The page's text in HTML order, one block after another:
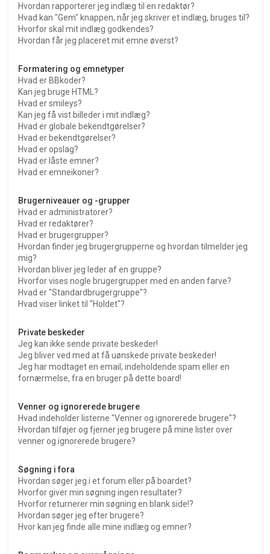
Hvordan rapporterer jeg indlæg til en redaktør?
Hvad kan "Gem" knappen, når jeg skriver et indlæg, bruges til?
Hvorfor skal mit indlæg godkendes?
Hvordan får jeg placeret mit emne øverst?
Formatering og emnetyper
Hvad er BBkoder?
Kan jeg bruge HTML?
Hvad er smileys?
Kan jeg få vist billeder i mit indlæg?
Hvad er globale bekendtgørelser?
Hvad er bekendtgørelser?
Hvad er opslag?
Hvad er låste emner?
Hvad er emneikoner?
Brugerniveauer og -grupper
Hvad er administratorer?
Hvad er redaktører?
Hvad er brugergrupper?
Hvordan finder jeg brugergrupperne og hvordan tilmelder jeg
mig?
Hvordan bliver jeg leder af en gruppe?
Hvorfor vises nogle brugergrupper med en anden farve?
Hvad er "Standardbrugergruppe"?
Hvad viser linket til "Holdet"?
Private beskeder
Jeg kan ikke sende private beskeder!
Jeg bliver ved med at få uønskede private beskeder!
Jeg har modtaget en email, indeholdende spam eller en
fornærmelse, fra en bruger på dette board!
Venner og ignorerede brugere
Hvad indeholder listerne "Venner og ignorerede brugere"?
Hvordan tilføjer og fjerner jeg brugere på mine lister over
venner og ignorerede brugere?
Søgning i fora
Hvordan søger jeg i et forum eller på boardet?
Hvorfor giver min søgning ingen resultater?
Hvorfor returnerer min søgning en blank side!?
Hvordan søger jeg efter brugere?
Hvor kan jeg finde alle mine indlæg og emner?